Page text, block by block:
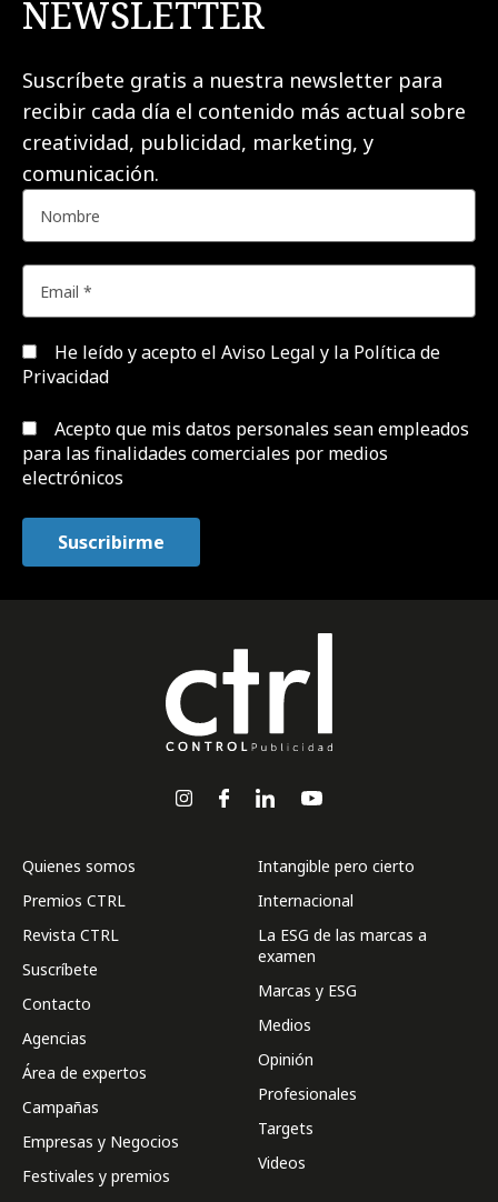
NEWSLETTER
Suscríbete gratis a nuestra newsletter para
recibir cada día el contenido más actual sobre
creatividad, publicidad, marketing, y
comunicación.
He leído y acepto el Aviso Legal y la Política de
Privacidad
Acepto que mis datos personales sean empleados
para las finalidades comerciales por medios
electrónicos
Quienes somos
Premios CTRL
Revista CTRL
Suscríbete
Contacto
Agencias
Área de expertos
Campañas
Empresas y Negocios
Festivales y premios
Intangible pero cierto
Internacional
La ESG de las marcas a
examen
Marcas y ESG
Medios
Opinión
Profesionales
Targets
Videos